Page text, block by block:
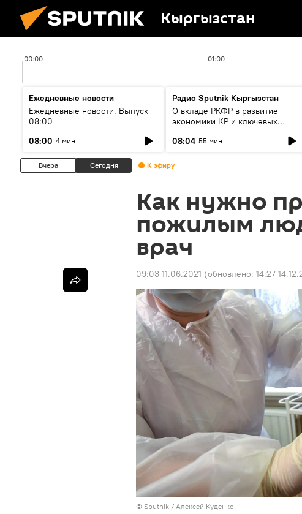
Кыргызстан
00:00 01:00
Ежедневные новости
Ежедневные новости. Выпуск
08:00
08:00 4 мин
Радио Sputnik Кыргызстан
О вкладе РКФР в развитие
экономики КР и ключевых
08:04 55 мин
Вчера Сегодня К эфиру
Как нужно
пожилым
врач
09:03 11.06.2021 (обновлено: 14:27
© Sputnik / Алексей Куденко